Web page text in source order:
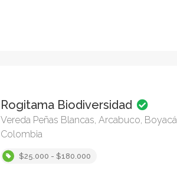
Rogitama Biodiversidad
Vereda Peñas Blancas, Arcabuco, Boyacá,
Colombia
$25.000 - $180.000